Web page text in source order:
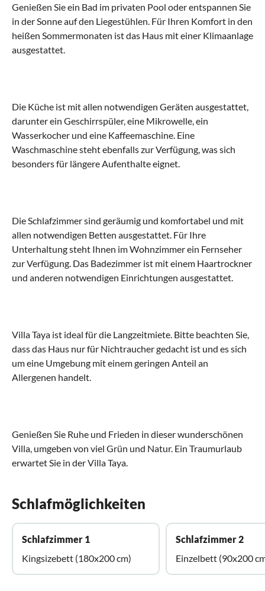
Genießen Sie ein Bad im privaten Pool oder entspannen Sie
in der Sonne auf den Liegestühlen. Für Ihren Komfort in den
heißen Sommermonaten ist das Haus mit einer Klimaanlage
ausgestattet.
Die Küche ist mit allen notwendigen Geräten ausgestattet,
darunter ein Geschirrspüler, eine Mikrowelle, ein
Wasserkocher und eine Kaffeemaschine. Eine
Waschmaschine steht ebenfalls zur Verfügung, was sich
besonders für längere Aufenthalte eignet.
Die Schlafzimmer sind geräumig und komfortabel und mit
allen notwendigen Betten ausgestattet. Für Ihre
Unterhaltung steht Ihnen im Wohnzimmer ein Fernseher
zur Verfügung. Das Badezimmer ist mit einem Haartrockner
und anderen notwendigen Einrichtungen ausgestattet.
Villa Taya ist ideal für die Langzeitmiete. Bitte beachten Sie,
dass das Haus nur für Nichtraucher gedacht ist und es sich
um eine Umgebung mit einem geringen Anteil an
Allergenen handelt.
Genießen Sie Ruhe und Frieden in dieser wunderschönen
Villa, umgeben von viel Grün und Natur. Ein Traumurlaub
erwartet Sie in der Villa Taya.
Schlafmöglichkeiten
Schlafzimmer 1
Kingsizebett (180x200 cm)
Schlafzimmer 2
Einzelbett (90x200